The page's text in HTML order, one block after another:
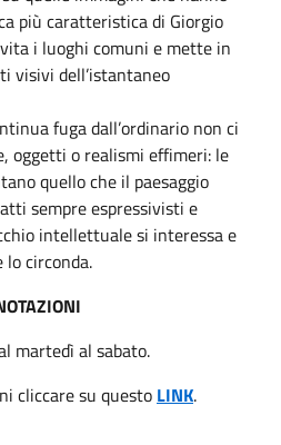
più caratteristica di Giorgio
i luoghi comuni e mette in
visivi dell’istantaneo
fuga dall’ordinario non ci
oggetti o realismi effimeri: le
quello che il paesaggio
sempre espressivisti e
intellettuale si interessa e
lo circonda.
martedì al sabato.
cliccare su questo LINK.